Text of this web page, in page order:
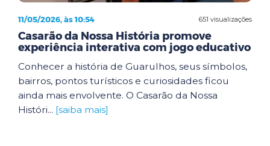
651 visualizações
11/05/2026, às 10:54
Casarão da Nossa História promove
experiência interativa com jogo educativo
Conhecer a história de Guarulhos, seus símbolos,
bairros, pontos turísticos e curiosidades ficou
ainda mais envolvente. O Casarão da Nossa
Históri... [saiba mais]